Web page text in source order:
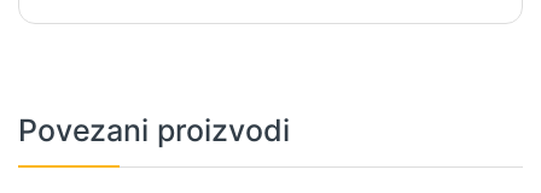
Povezani proizvodi